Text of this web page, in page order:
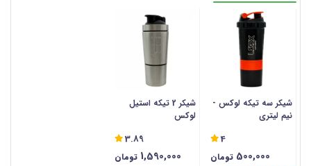
شیکر سه تیکه لوکس -
نیم لیتری
4
500,000 تومان
شیکر 2 تیکه استیل
لوکس
3.89
1,590,000 تومان